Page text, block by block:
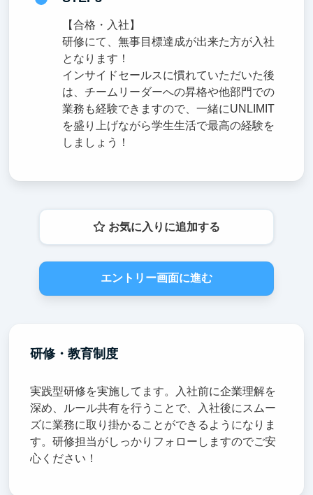
【合格・入社】
研修にて、無事目標達成が出来た方が入社
となります！
インサイドセールスに慣れていただいた後
は、チームリーダーへの昇格や他部門での
業務も経験できますので、一緒にUNLIMIT
を盛り上げながら学生生活で最高の経験を
しましょう！
お気に入りに追加する
エントリー画面に進む
研修・教育制度
実践型研修を実施してます。入社前に企業理解を
深め、ルール共有を行うことで、入社後にスムー
ズに業務に取り掛かることができるようになりま
す。研修担当がしっかりフォローしますのでご安
心ください！